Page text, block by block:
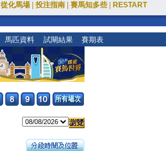
從化馬場 投注指南 賽馬知多些 RESTART
馬匹資料 試閘結果 賽期表